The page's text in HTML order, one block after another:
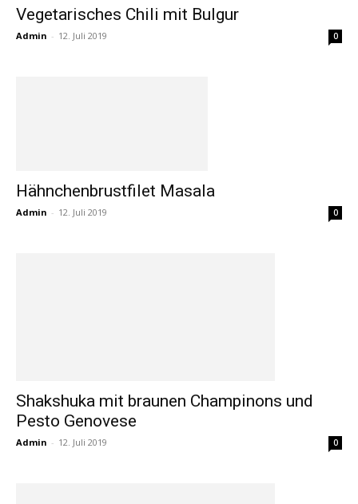
Vegetarisches Chili mit Bulgur
Admin - 12. Juli 2019 0
Hähnchenbrustfilet Masala
Admin - 12. Juli 2019 0
Shakshuka mit braunen Champinons und
Pesto Genovese
Admin - 12. Juli 2019 0